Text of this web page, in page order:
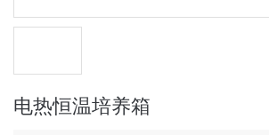
电热恒温培养箱